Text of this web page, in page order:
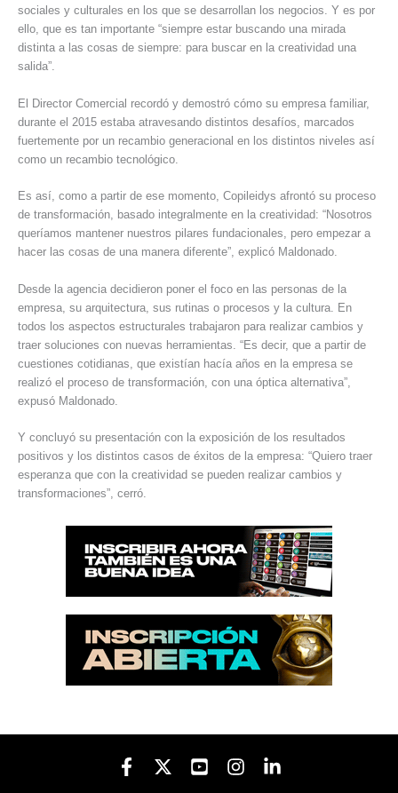
sociales y culturales en los que se desarrollan los negocios. Y es por
ello, que es tan importante “siempre estar buscando una mirada
distinta a las cosas de siempre: para buscar en la creatividad una
salida”.
El Director Comercial recordó y demostró cómo su empresa familiar,
durante el 2015 estaba atravesando distintos desafíos, marcados
fuertemente por un recambio generacional en los distintos niveles así
como un recambio tecnológico.
Es así, como a partir de ese momento, Copileidys afrontó su proceso
de transformación, basado integralmente en la creatividad: “Nosotros
queríamos mantener nuestros pilares fundacionales, pero empezar a
hacer las cosas de una manera diferente”, explicó Maldonado.
Desde la agencia decidieron poner el foco en las personas de la
empresa, su arquitectura, sus rutinas o procesos y la cultura. En
todos los aspectos estructurales trabajaron para realizar cambios y
traer soluciones con nuevas herramientas. “Es decir, que a partir de
cuestiones cotidianas, que existían hacía años en la empresa se
realizó el proceso de transformación, con una óptica alternativa”,
expusó Maldonado.
Y concluyó su presentación con la exposición de los resultados
positivos y los distintos casos de éxitos de la empresa: “Quiero traer
esperanza que con la creatividad se pueden realizar cambios y
transformaciones”, cerró.